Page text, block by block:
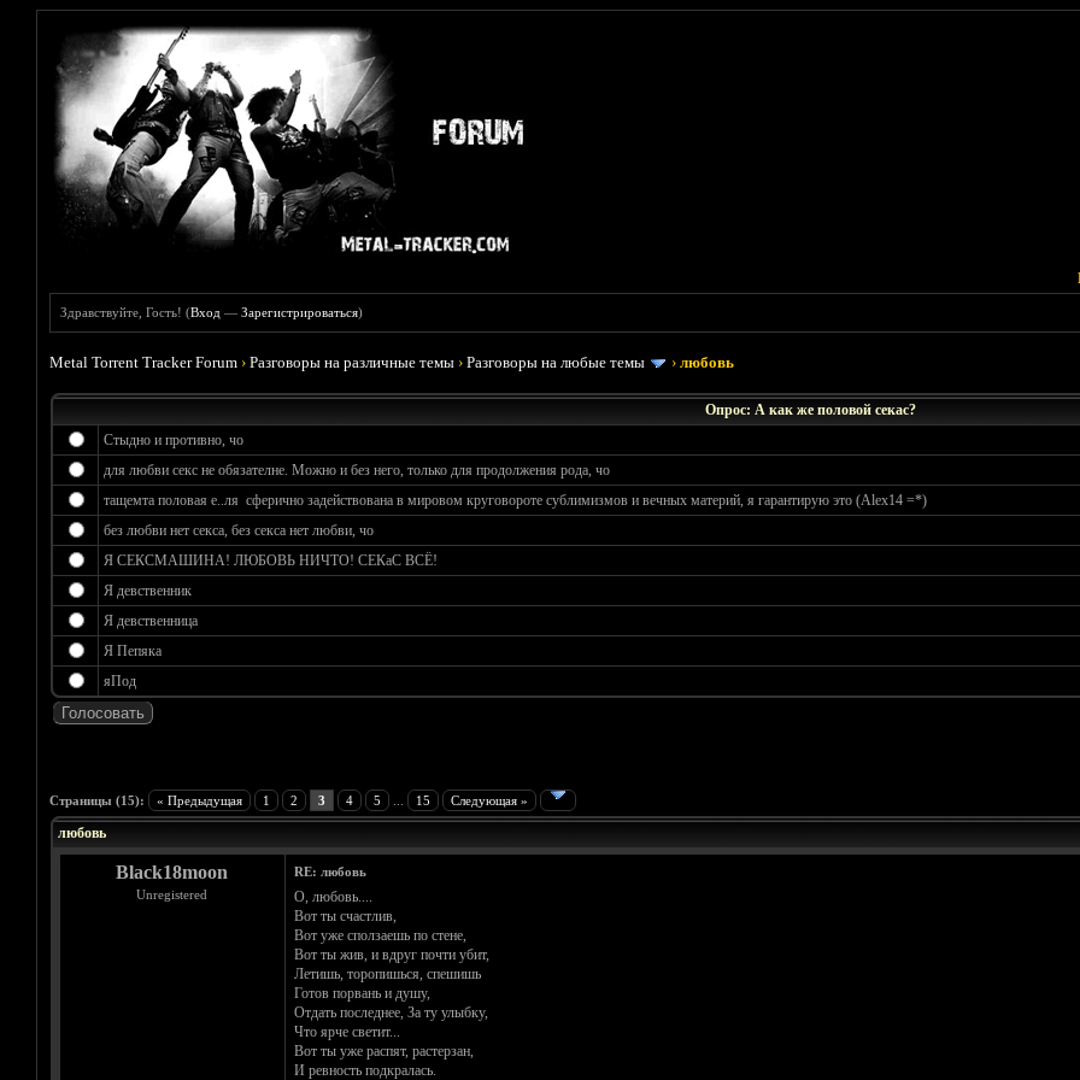
Здравствуйте, Гость! (Вход —Зарегистрироваться)
Metal Torrent Tracker Forum ›Разговоры на различные темы ›Разговоры на любые темы ›любовь
Опрос: А как же половой секас?
Стыдно и противно, чо
для любви секс не обязателне. Можно и без него, только для продолжения рода, чо
тащемта половая е..ля сферично задействована в мировом круговороте сублимизмов и вечных материй, я гарантирую это (Alex14 =*)
без любви нет секса, без секса нет любви, чо
Я СЕКСМАШИНА! ЛЮБОВЬ НИЧТО! СЕКаС ВСЁ!
Я девственник
Я девственница
Я Пепяка
яПод
Страницы (15): « Предыдущая 1 2 3 4 5 15 Следующая »
Голосов: 0 - Средняя оценка: 0
1
2
3
4
5
любовь
Black18moon
Unregistered
RE: любовь
О, любовь....
Вот ты счастлив,
Вот уже сползаешь по стене,
Вот ты жив, и вдруг почти убит,
Летишь, торопишься, спешишь
Готов порвань и душу,
Отдать последнее, За ту улыбку,
Что ярче светит...
Вот ты уже распят, растерзан,
И ревность подкралась.